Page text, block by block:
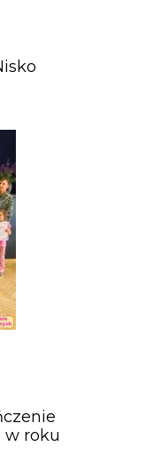
w roku